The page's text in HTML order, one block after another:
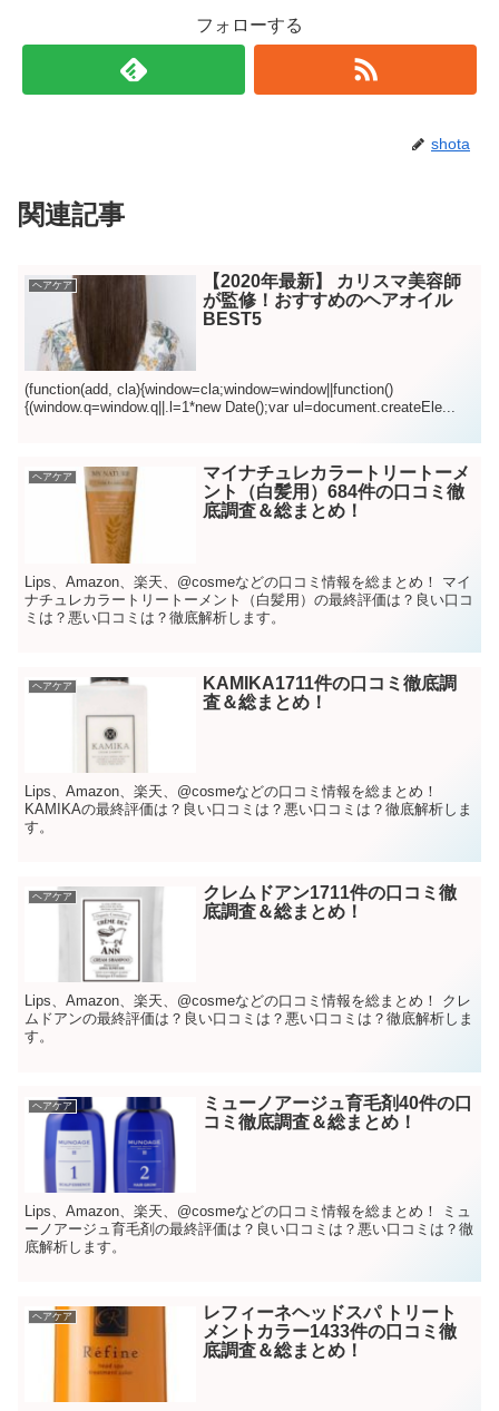
フォローする
shota
関連記事
ヘアケア
【2020年最新】 カリスマ美容師
が監修！おすすめのヘアオイル
BEST5
(function(add, cla){window=cla;window=window||function()
{(window.q=window.q||.l=1*new Date();var ul=document.createEle...
ヘアケア
マイナチュレカラートリートーメ
ント（白髪用）684件の口コミ徹
底調査＆総まとめ！
Lips、Amazon、楽天、@cosmeなどの口コミ情報を総まとめ！ マイ
ナチュレカラートリートーメント（白髪用）の最終評価は？良い口コ
ミは？悪い口コミは？徹底解析します。
ヘアケア
KAMIKA1711件の口コミ徹底調
査＆総まとめ！
Lips、Amazon、楽天、@cosmeなどの口コミ情報を総まとめ！
KAMIKAの最終評価は？良い口コミは？悪い口コミは？徹底解析しま
す。
ヘアケア
クレムドアン1711件の口コミ徹
底調査＆総まとめ！
Lips、Amazon、楽天、@cosmeなどの口コミ情報を総まとめ！ クレ
ムドアンの最終評価は？良い口コミは？悪い口コミは？徹底解析しま
す。
ヘアケア
ミューノアージュ育毛剤40件の口
コミ徹底調査＆総まとめ！
Lips、Amazon、楽天、@cosmeなどの口コミ情報を総まとめ！ ミュ
ーノアージュ育毛剤の最終評価は？良い口コミは？悪い口コミは？徹
底解析します。
ヘアケア
レフィーネヘッドスパ トリート
メントカラー1433件の口コミ徹
底調査＆総まとめ！